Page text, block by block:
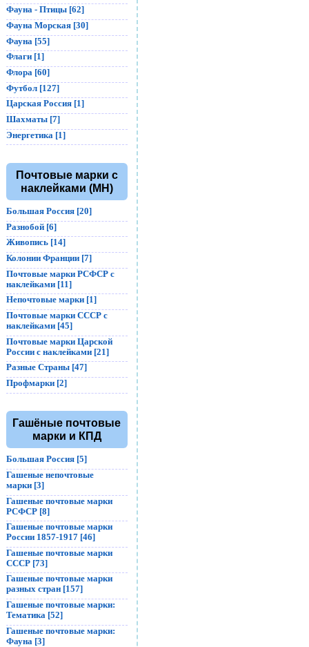
Фауна - Птицы [62]
Фауна Морская [30]
Фауна [55]
Флаги [1]
Флора [60]
Футбол [127]
Царская Россия [1]
Шахматы [7]
Энергетика [1]
Почтовые марки с
наклейками (MH)
Большая Россия [20]
Разнобой [6]
Живопись [14]
Колонии Франции [7]
Почтовые марки РСФСР с
наклейками [11]
Непочтовые марки [1]
Почтовые марки СССР с
наклейками [45]
Почтовые марки Царской
России с наклейками [21]
Разные Страны [47]
Профмарки [2]
Гашёные почтовые
марки и КПД
Большая Россия [5]
Гашеные непочтовые
марки [3]
Гашеные почтовые марки
РСФСР [8]
Гашеные почтовые марки
России 1857-1917 [46]
Гашеные почтовые марки
СССР [73]
Гашеные почтовые марки
разных стран [157]
Гашеные почтовые марки:
Тематика [52]
Гашеные почтовые марки:
Фауна [3]